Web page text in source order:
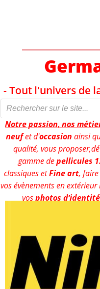
- Tout l'univers de
Notre passion, nos
neufet d'occasion ainsi
qualité, vous
gamme depellicules
classiques etFine art,
vos évènements en extérieur
vosphotos